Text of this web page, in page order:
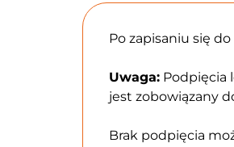
Po zapisaniu się
Uwaga: Podpięcia
jest zobowiązany
Brak podpięcia